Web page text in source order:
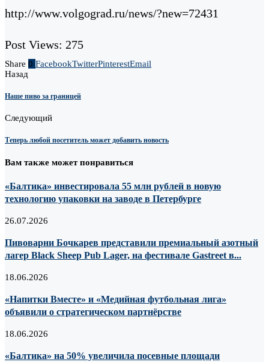
http://www.volgograd.ru/news/?new=72431
Post Views: 275
Share 0 FacebookTwitterPinterestEmail
Назад
Наше пиво за границей
Следующий
Теперь любой посетитель может добавить новость
Вам также может понравиться
«Балтика» инвестировала 55 млн рублей в новую
технологию упаковки на заводе в Петербурге
26.07.2026
Пивоварни Бочкарев представили премиальный азотный
лагер Black Sheep Pub Lager, на фестивале Gastreet в...
18.06.2026
«Напитки Вместе» и «Медийная футбольная лига»
объявили о стратегическом партнёрстве
18.06.2026
«Балтика» на 50% увеличила посевные площади